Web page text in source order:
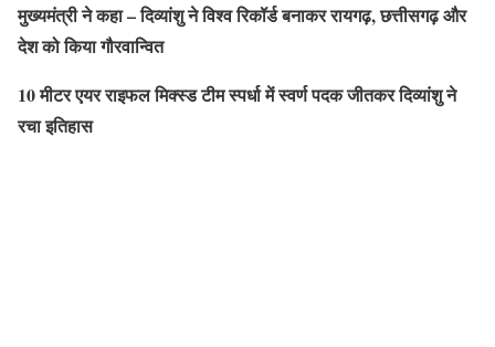
मुख्यमंत्री ने कहा – दिव्यांशु ने विश्व रिकॉर्ड बनाकर रायगढ़, छत्तीसगढ़ और
देश को किया गौरवान्वित
10 मीटर एयर राइफल मिक्स्ड टीम स्पर्धा में स्वर्ण पदक जीतकर दिव्यांशु ने
रचा इतिहास